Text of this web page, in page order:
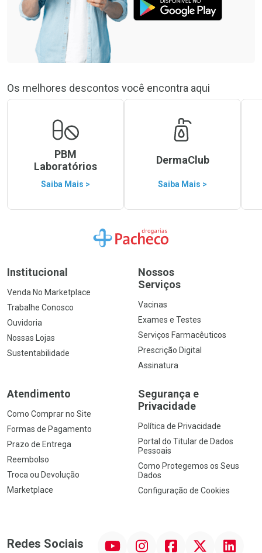
Os melhores descontos você encontra aqui
PBM
Laboratórios
Saiba Mais >
DermaClub
Saiba Mais >
Ir para a Home
Institucional
Venda No Marketplace
Trabalhe Conosco
Ouvidoria
Nossas Lojas
Sustentabilidade
Nossos
Serviços
Vacinas
Exames e Testes
Serviços Farmacêuticos
Prescrição Digital
Assinatura
Atendimento
Como Comprar no Site
Formas de Pagamento
Prazo de Entrega
Reembolso
Troca ou Devolução
Marketplace
Segurança e
Privacidade
Política de Privacidade
Portal do Titular de Dados
Pessoais
Como Protegemos os Seus
Dados
Configuração de Cookies
Redes Sociais InstagramFacebookTwitter Linkedin